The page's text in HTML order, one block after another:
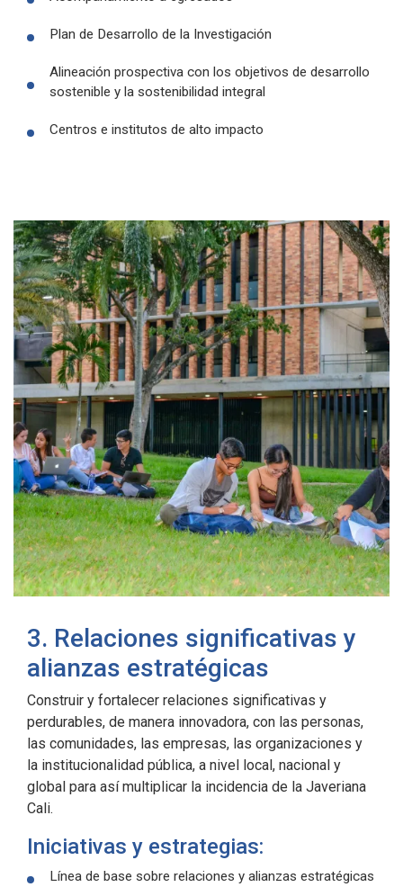
Plan de Desarrollo de la Investigación
Alineación prospectiva con los objetivos de desarrollo
sostenible y la sostenibilidad integral
Centros e institutos de alto impacto
3. Relaciones significativas y
alianzas estratégicas
Construir y fortalecer relaciones significativas y
perdurables, de manera innovadora, con las personas,
las comunidades, las empresas, las organizaciones y
la institucionalidad pública, a nivel local, nacional y
global para así multiplicar la incidencia de la Javeriana
Cali.
Iniciativas y estrategias:
Línea de base sobre relaciones y alianzas estratégicas